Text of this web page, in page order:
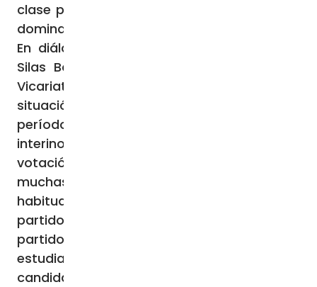
clase política que durante largo tiempo ha
dominado el país.
En diálogo con la Agencia Fides, el padre
Silas Bogati, administrador apostólico del
Vicariato de Nepal, señala: “Actualmente la
situación parece estable. Vivimos un
período de espera mientras el gobierno
interino prepara las operaciones de
votación”. “En la campaña electoral hay
muchas especulaciones, así como la
habitual propaganda de los distintos
partidos y candidatos. Una novedad son los
partidos surgidos de los movimientos
estudiantiles y la presencia de nuevos
candidatos enfocados en la buena